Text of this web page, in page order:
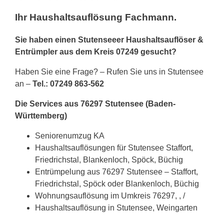
Ihr Haushaltsauflösung Fachmann.
Sie haben einen Stutenseeer Haushaltsauflöser &
Entrümpler aus dem Kreis 07249 gesucht?
Haben Sie eine Frage? – Rufen Sie uns in Stutensee
an – Tel.: 07249 863-562
Die Services aus 76297 Stutensee (Baden-
Württemberg)
Seniorenumzug KA
Haushaltsauflösungen für Stutensee Staffort,
Friedrichstal, Blankenloch, Spöck, Büchig
Entrümpelung aus 76297 Stutensee – Staffort,
Friedrichstal, Spöck oder Blankenloch, Büchig
Wohnungsauflösung im Umkreis 76297, , /
Haushaltsauflösung in Stutensee, Weingarten